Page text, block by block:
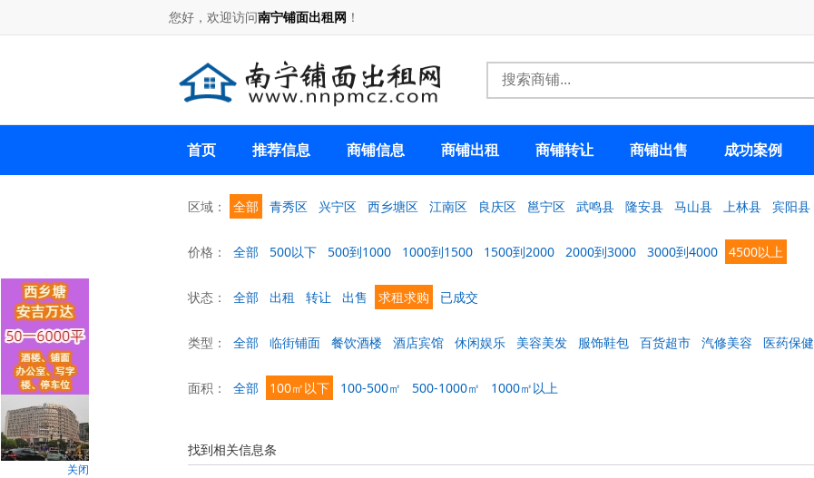
您好，欢迎访问南宁铺面出租网 ！
首页 推荐信息 商铺信息 商铺出租 商铺转让 商铺出售 成功案例
区域： 全部 青秀区 兴宁区 西乡塘区 江南区 良庆区 邕宁区 武鸣县 隆安县 马山县 上林县 宾阳县
价格： 全部 500以下 500到1000 1000到1500 1500到2000 2000到3000 3000到4000 4500以上
状态： 全部 出租 转让 出售 求租求购 已成交
类型： 全部 临街铺面 餐饮酒楼 酒店宾馆 休闲娱乐 美容美发 服饰鞋包 百货超市 汽修美容 医药保健
面积： 全部 100㎡以下 100-500㎡ 500-1000㎡ 1000㎡以上
找到相关信息条
关闭